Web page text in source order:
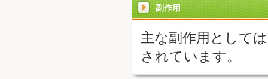
副作用
主な副作用として
されています。